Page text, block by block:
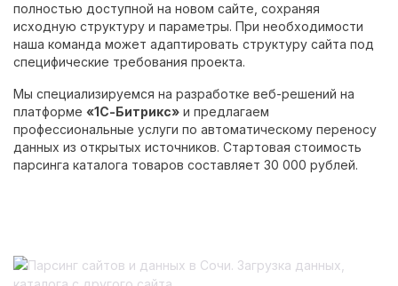
полностью доступной на новом сайте, сохраняя
исходную структуру и параметры. При необходимости
наша команда может адаптировать структуру сайта под
специфические требования проекта.
Мы специализируемся на разработке веб-решений на
платформе «1С-Битрикс» и предлагаем
профессиональные услуги по автоматическому переносу
данных из открытых источников. Стартовая стоимость
парсинга каталога товаров составляет 30 000 рублей.